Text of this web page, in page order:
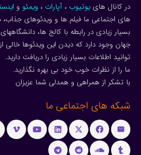
در کانال هاییوتیوب ، آپارات ، ویمئو و
های اجتماعی ما فیلم ها و ویدئوهای جذاب،
بسیار زیادی در رابطه با کالج ها،
جهان وجود دارد که دیدن این ویدئوها
توانید اطلاعات بسیار زیادی را دریافت دارید.
ما را از نظرات خوب خود بی بهره نگذارید.
با تشکر از همراهی و همدلی شما عزیزان
شبکه های اجتماعی ما